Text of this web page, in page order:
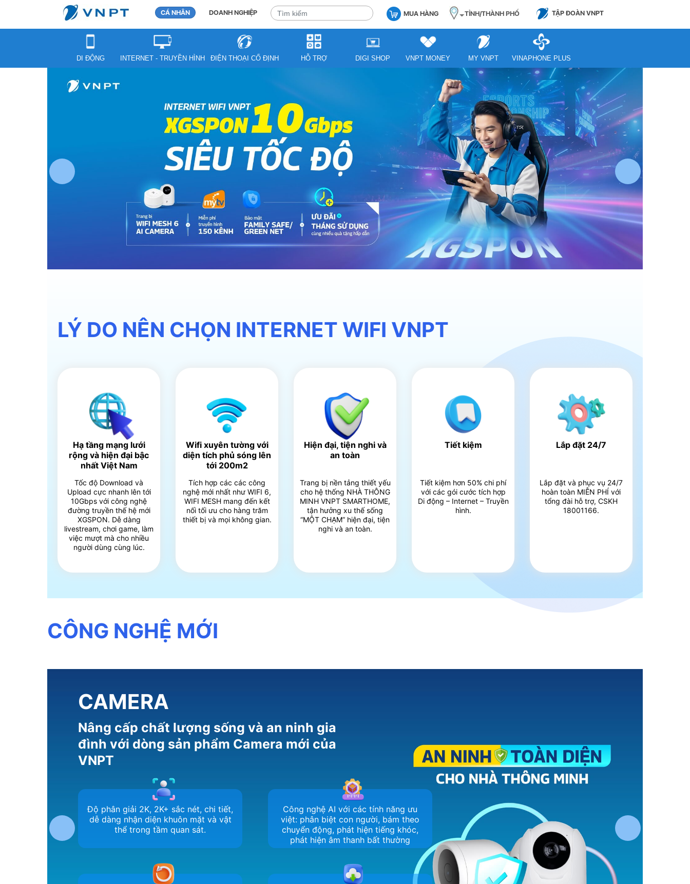
CÁ NHÂN DOANH NGHIỆP MUA HÀNG TỈNH/THÀNH PHỐ TẬP ĐOÀN VNPT
DI ĐỘNG INTERNET - TRUYỀN HÌNH ĐIỆN THOẠI CỐ ĐỊNH HỖ TRỢ DIGI SHOP VNPT MONEY MY VNPT VINAPHONE PLUS
LÝ DO NÊN CHỌN INTERNET WIFI VNPT
Hạ tầng mạng lưới
rộng và hiện đại bậc
nhất Việt Nam
Tốc độ Download và
Upload cực nhanh lên tới
10Gbps với công nghệ
đường truyền thế hệ mới
XGSPON. Dễ dàng
livestream, chơi game, làm
việc mượt mà cho nhiều
người dùng cùng lúc.
Wifi xuyên tường với
diện tích phủ sóng lên
tới 200m2
Tích hợp các các công
nghệ mới nhất như WIFI 6,
WIFI MESH mang đến kết
nối tối ưu cho hàng trăm
thiết bị và mọi không gian.
Hiện đại, tiện nghi và
an toàn
Trang bị nền tảng thiết yếu
cho hệ thống NHÀ THÔNG
MINH VNPT SMARTHOME,
tận hưởng xu thế sống
“MỘT CHẠM” hiện đại, tiện
nghi và an toàn.
Tiết kiệm
Tiết kiệm hơn 50% chi phí
với các gói cước tích hợp
Di động – Internet – Truyền
hình.
Lắp đặt 24/7
Lắp đặt và phục vụ 24/7
hoàn toàn MIỄN PHÍ với
tổng đài hỗ trợ, CSKH
18001166.
CÔNG NGHỆ MỚI
CAMERA
Nâng cấp chất lượng sống và an ninh gia
đình với dòng sản phẩm Camera mới của
VNPT
Độ phân giải 2K, 2K+ sắc nét, chi tiết,
dễ dàng nhận diện khuôn mặt và vật
thể trong tầm quan sát.
Công nghệ AI với các tính năng ưu
việt: phân biệt con người, bám theo
chuyển động, phát hiện tiếng khóc,
phát hiện âm thanh bất thường